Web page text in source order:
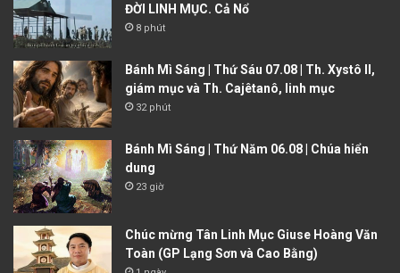
ĐỜI LINH MỤC. Cả Nổ
8 phút
Bánh Mì Sáng | Thứ Sáu 07.08 | Th. Xystô II,
giám mục và Th. Cajêtanô, linh mục
32 phút
Bánh Mì Sáng | Thứ Năm 06.08 | Chúa hiển
dung
23 giờ
Chúc mừng Tân Linh Mục Giuse Hoàng Văn
Toàn (GP Lạng Sơn và Cao Bằng)